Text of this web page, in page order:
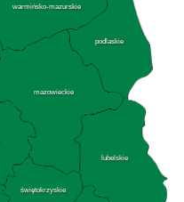
warmińsko-mazurskie
mazowieckie
podlaskie
lubelskie
świętokrzyskie